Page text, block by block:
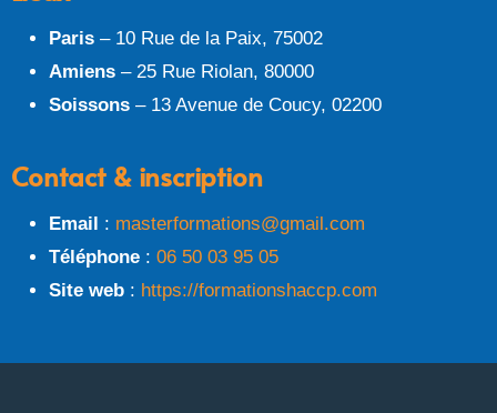
Paris – 10 Rue de la Paix, 75002
Amiens – 25 Rue Riolan, 80000
Soissons – 13 Avenue de Coucy, 02200
Contact & inscription
Email : masterformations@gmail.com
Téléphone : 06 50 03 95 05
Site web : https://formationshaccp.com